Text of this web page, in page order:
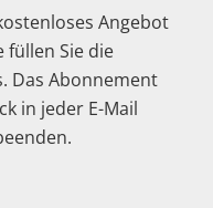
Angebot
Sie die
Das Abonnement
in jeder E-Mail